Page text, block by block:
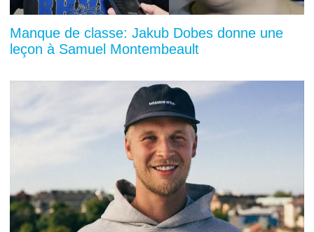
Manque de classe: Jakub Dobes donne une
leçon à Samuel Montembeault